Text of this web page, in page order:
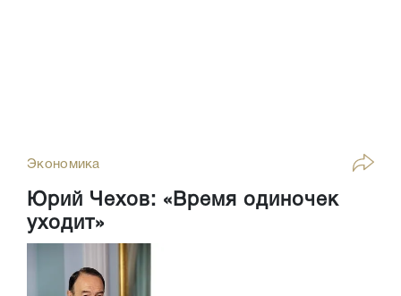
Экономика
Юрий Чехов: «Время одиночек
уходит»